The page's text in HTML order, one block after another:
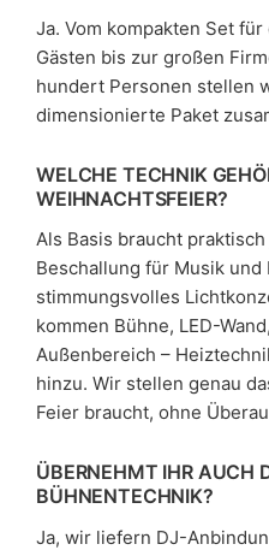
Ja. Vom kompakten Set
Gästen bis zur großen
hundert Personen stellen
dimensionierte Paket
WELCHE TECHNIK
WEIHNACHTSFEIER?
Als Basis braucht
Beschallung für Musik und
stimmungsvolles
kommen Bühne, LED-
Außenbereich –
hinzu. Wir stellen genau
Feier braucht, ohne
ÜBERNEHMT IHR AUCH
BÜHNENTECHNIK?
Ja, wir liefern DJ-